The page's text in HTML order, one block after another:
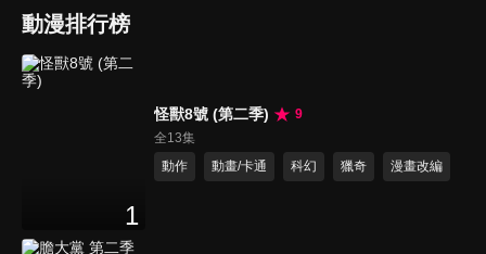
動漫排行榜
1
怪獸8號 (第二季)
9
全13集
動作
動畫/卡通 科幻 獵奇 漫畫改編